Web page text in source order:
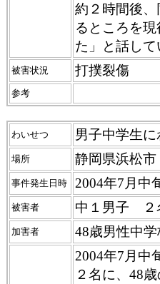
約２時間後
るところを
た」と話し
被害状況 打撲裂傷
参考
わいせつ 男子中学生
場所 静岡県浜松
事件発生日時 2004年7月中
被害者 中１男子 ２
加害者 48歳男性中
2004年7月中
２名に、48